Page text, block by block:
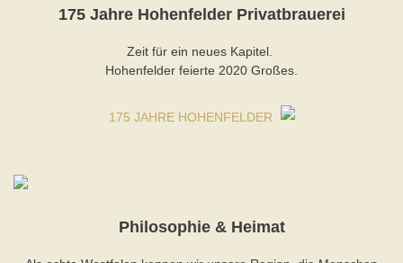
175 Jahre Hohenfelder Privatbrauerei
Zeit für ein neues Kapitel.
Hohenfelder feierte 2020 Großes.
175 JAHRE HOHENFELDER
Philosophie & Heimat